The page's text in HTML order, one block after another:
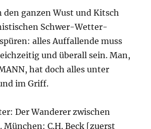
den ganzen Wust und Kitsch
Schwer-Wetter-
alles Auffallende muss
und überall sein. Man,
hat doch alles unter
im Griff.
Der Wanderer zwischen
München: C.H. Beck [zuerst